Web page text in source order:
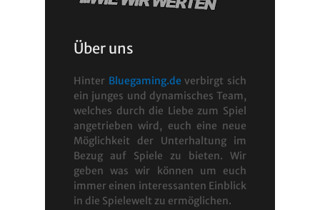
Über uns
Hinter Bluegaming.de verbirgt sich
ein junges und dynamisches Team,
welches durch die Liebe zum Spiel
angetrieben wird, euch eine neue
Möglichkeit der Unterhaltung im
Bezug auf Spiele zu bieten. Wir
geben was wir können um euch
immer einen interessanten Einblick
in die Spielewelt zu ermöglichen.